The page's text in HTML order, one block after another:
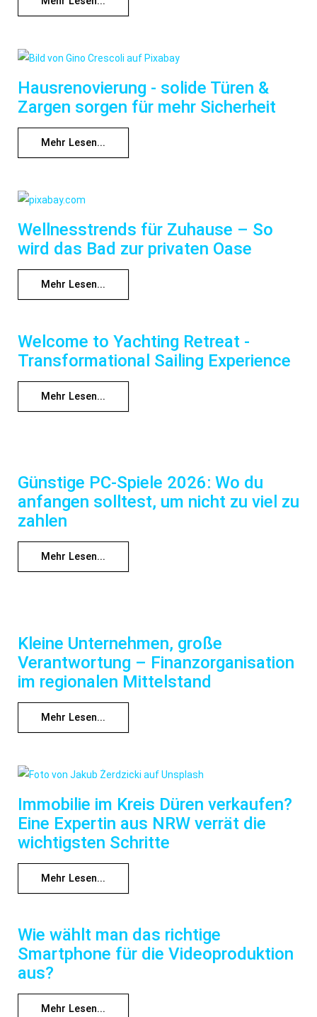
Hausrenovierung - solide Türen &
Zargen sorgen für mehr Sicherheit
Mehr Lesen...
Wellnesstrends für Zuhause – So
wird das Bad zur privaten Oase
Mehr Lesen...
Welcome to Yachting Retreat -
Transformational Sailing Experience
Mehr Lesen...
Günstige PC-Spiele 2026: Wo du
anfangen solltest, um nicht zu viel zu
zahlen
Mehr Lesen...
Kleine Unternehmen, große
Verantwortung – Finanzorganisation
im regionalen Mittelstand
Mehr Lesen...
Immobilie im Kreis Düren verkaufen?
Eine Expertin aus NRW verrät die
wichtigsten Schritte
Mehr Lesen...
Wie wählt man das richtige
Smartphone für die Videoproduktion
aus?
Mehr Lesen...